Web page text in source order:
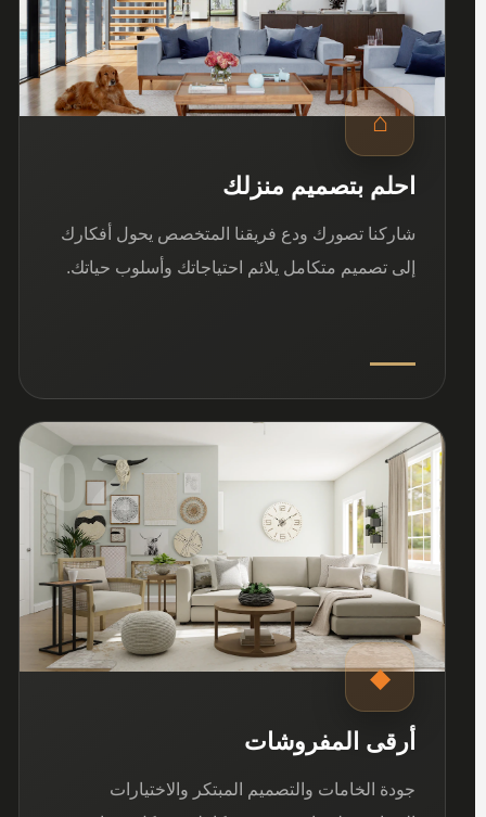
⌂
احلم بتصميم منزلك
شاركنا تصورك ودع فريقنا المتخصص يحول أفكارك
إلى تصميم متكامل يلائم احتياجاتك وأسلوب حياتك.
02
◆
أرقى المفروشات
جودة الخامات والتصميم المبتكر والاختيارات